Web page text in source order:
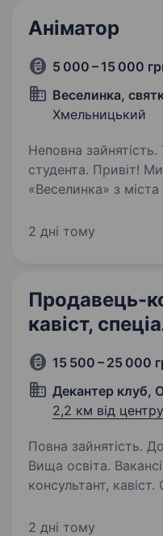
Аніматор
5 000 – 15 000
Веселинка,
Хмельницький
Неповна
студента. Привіт! Ми — святкова агенція
«Веселинка» з
Якщо ти любиш
2 дні тому
Продавець-
кавіст,
15 500 – 25 000
Декантер клуб,
2,2 км від центру
Повна зайнятість.
Вища освіта. Вакансія: Продавець-
консультант, кавіст. Опис вакансії:
відповідальних
2 дні тому